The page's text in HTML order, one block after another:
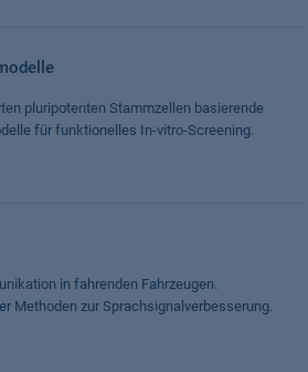
pluripotenten Stammzellen basierende
für funktionelles In-vitro-Screening.
in fahrenden Fahrzeugen.
Methoden zur Sprachsignalverbesserung.